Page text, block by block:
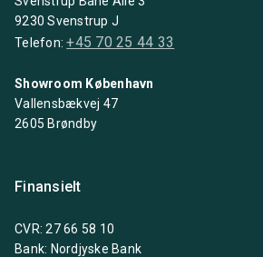
9230 Svenstrup J
Telefon:+45 70 25 44 33
Showroom København
Vallensbækvej 47
2605 Brøndby
Finansielt
CVR: 27 66 58 10
Bank: Nordjyske Bank